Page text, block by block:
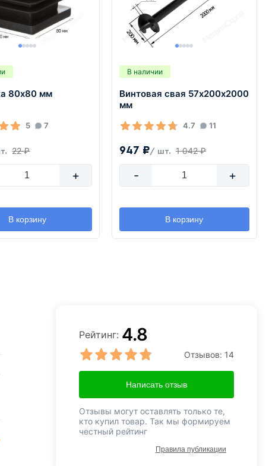
80х80 мм
5 7
22 ₽
+
В корзину
В наличии
Винтовая свая 57х200х2000
мм
4.7 11
947 ₽/ шт. 1 042 ₽
- +
В корзину
Рейтинг: 4.8
Отзывов: 14
Написать отзыв
Отзывы могут оставлять только те,
кто купил товар. Так мы формируем
честный рейтинг
Правила публикации